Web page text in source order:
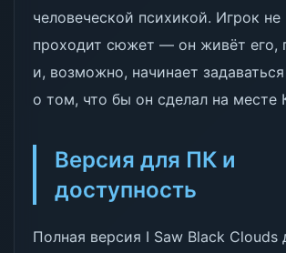
человеческой психикой. Игрок не
проходит сюжет — он живёт его,
и, возможно, начинает
о том, что бы он сделал на месте
Версия для ПК и
доступность
Полная версия I Saw Black Clouds